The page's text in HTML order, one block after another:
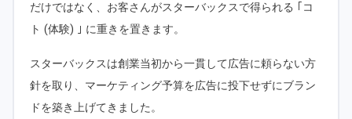
だけではなく、お客さんがスターバックスで得られる ｢コ
ト (体験) ｣ に重きを置きます。
スターバックスは創業当初から一貫して広告に頼らない方
針を取り、マーケティング予算を広告に投下せずにブラン
ドを築き上げてきました。